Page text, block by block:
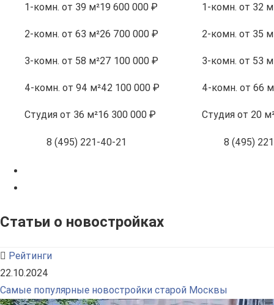
1-комн. от 39 м²19 600 000 ₽
2-комн. от 63 м²26 700 000 ₽
3-комн. от 58 м²27 100 000 ₽
4-комн. от 94 м²42 100 000 ₽
Студия от 36 м²16 300 000 ₽
8 (495) 221-40-21
1-комн. от 32
2-комн. от 35
3-комн. от 53
4-комн. от 66
Студия от 20
8 (495)
Статьи о новостройках
Рейтинги
22.10.2024
Самые популярные новостройки старой Москвы